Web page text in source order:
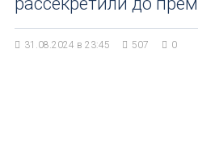
31.08.2024 в 23:45 507 0